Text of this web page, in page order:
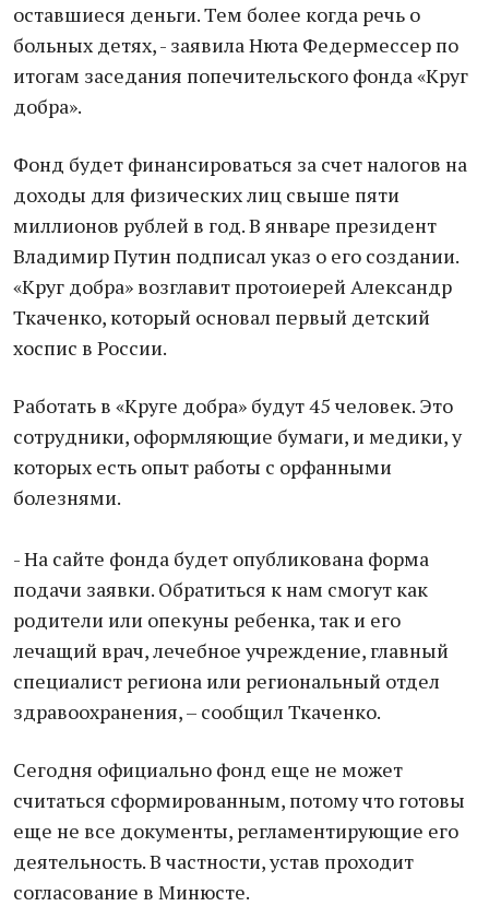
оставшиеся деньги. Тем более когда речь о
больных детях, - заявила Нюта Федермессер по
итогам заседания попечительского фонда «Круг
добра».
Фонд будет финансироваться за счет налогов на
доходы для физических лиц свыше пяти
миллионов рублей в год. В январе президент
Владимир Путин подписал указ о его создании.
«Круг добра» возглавит протоиерей Александр
Ткаченко, который основал первый детский
хоспис в России.
Работать в «Круге добра» будут 45 человек. Это
сотрудники, оформляющие бумаги, и медики, у
которых есть опыт работы с орфанными
болезнями.
- На сайте фонда будет опубликована форма
подачи заявки. Обратиться к нам смогут как
родители или опекуны ребенка, так и его
лечащий врач, лечебное учреждение, главный
специалист региона или региональный отдел
здравоохранения, – сообщил Ткаченко.
Сегодня официально фонд еще не может
считаться сформированным, потому что готовы
еще не все документы, регламентирующие его
деятельность. В частности, устав проходит
согласование в Минюсте.